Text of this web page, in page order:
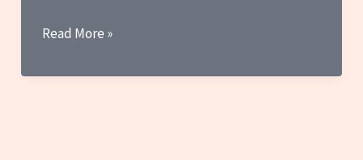
Review
A
Read More »